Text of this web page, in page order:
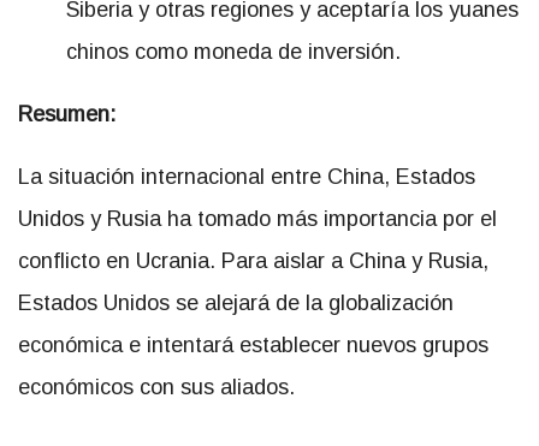
Siberia y otras regiones y aceptaría los yuanes
chinos como moneda de inversión.
Resumen:
La situación internacional entre China, Estados
Unidos y Rusia ha tomado más importancia por el
conflicto en Ucrania. Para aislar a China y Rusia,
Estados Unidos se alejará de la globalización
económica e intentará establecer nuevos grupos
económicos con sus aliados.